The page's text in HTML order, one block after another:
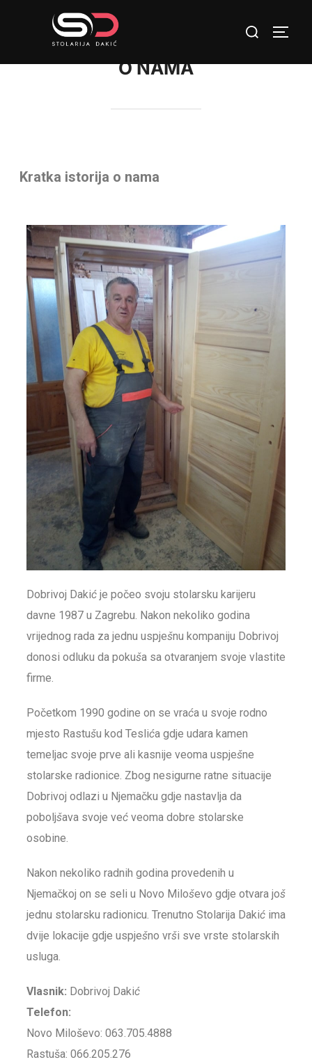
O NAMA
Kratka istorija o nama
Dobrivoj Dakićje počeo svoju stolarsku karijeru
davne 1987 u Zagrebu. Nakon nekoliko godina
vrijednog rada za jednu uspješnu kompaniju Dobrivoj
donosi odluku da pokuša sa otvaranjem svoje vlastite
firme.
Početkom 1990 godine on se vraća u svoje rodno
mjesto Rastušu kod Teslića gdje udara kamen
temeljac svoje prve ali kasnije veoma uspješne
stolarske radionice. Zbog nesigurne ratne situacije
Dobrivoj odlazi u Njemačku gdje nastavlja da
poboljšava svoje većveoma dobre stolarske
osobine.
Nakon nekoliko radnih godina provedenih u
Njemačkoj on se seli u Novo Miloševo gdje otvara još
jednu stolarsku radionicu. Trenutno Stolarija Dakićima
dvije lokacije gdje uspješno vrši sve vrste stolarskih
usluga.
Vlasnik: Dobrivoj Dakić
Telefon:
Novo Miloševo: 063.705.4888
Rastuša: 066.205.276